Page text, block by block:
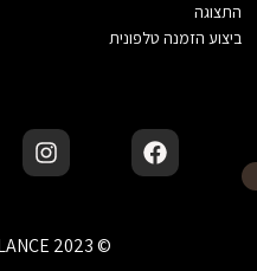
התצוגה
ביצוע הזמנה טלפונית
© 2023 VILANCE | וילאנס רהיטים